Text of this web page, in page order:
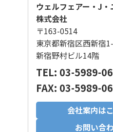
ウェルフェアー・J・
株式会社
〒163-0514
東京都新宿区西新宿
新宿野村ビル14階
TEL: 03-5989-
FAX: 03-5989-
会社案内は
お問い合